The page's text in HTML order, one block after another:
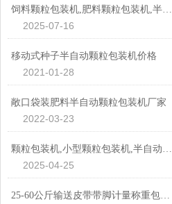
饲料颗粒包装机,肥料颗粒包装机,半自动颗粒包装机厂家
2025-07-16
移动式种子半自动颗粒包装机价格
2021-01-28
敞口袋装肥料半自动颗粒包装机厂家
2022-03-23
颗粒包装机,小型颗粒包装机,半自动颗粒包装机批发价
2025-04-25
25-60公斤输送皮带带脚计量称重包装秤厂家